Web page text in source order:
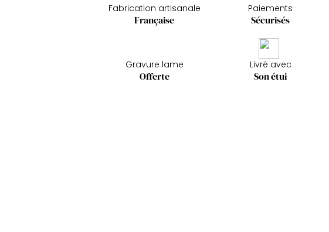
Fabrication artisanale
Française
Paiements
Sécurisés
Gravure lame
Offerte
Livré avec
Son étui